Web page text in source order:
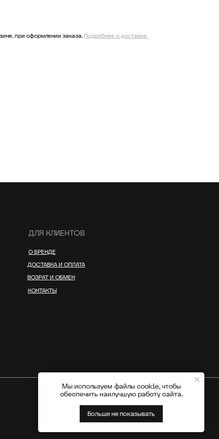
при оформлении заказа.Подробнее о доставке.
О БРЕНДЕ
ДЛЯ КЛИЕНТОВ
ДОСТАВКА И ОПЛАТА
ВОЗРАТ И ОБМЕН
КОНТАКТЫ
Мы используем файлы cookie, чтобы
обеспечить наилучшую работу сайта.
Больше не показывать